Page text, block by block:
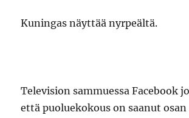
Kuningas näyttää nyrpeältä.
Television sammuessa Facebook
että puoluekokous on saanut osan